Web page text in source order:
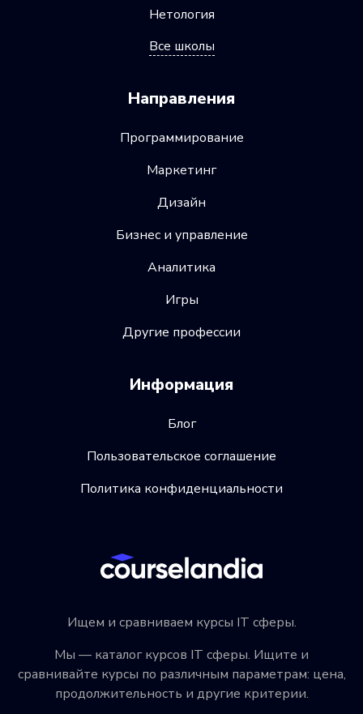
Ищем и сравниваем курсы IT сферы.
Мы — каталог курсов IT сферы. Ищите и
сравнивайте курсы по различным параметрам: цена,
продолжительность и другие критерии.
Нетология
Все школы
Направления
Программирование
Маркетинг
Дизайн
Бизнес и управление
Аналитика
Игры
Другие профессии
Информация
Блог
Пользовательское соглашение
Политика конфиденциальности